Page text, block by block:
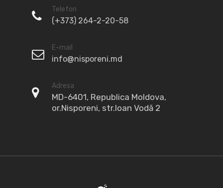
Telefon
(+373) 264-2-20-58
E-mail
info@nisporeni.md
Adresa
MD-6401, Republica Moldova,
or.Nisporeni, str.Ioan Vodă 2